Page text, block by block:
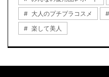
大人のプチプラコスメ
楽して美人